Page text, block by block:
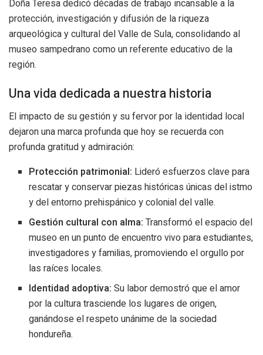
Doña Teresa dedicó décadas de trabajo incansable a la
protección, investigación y difusión de la riqueza
arqueológica y cultural del Valle de Sula, consolidando al
museo sampedrano como un referente educativo de la
región.
Una vida dedicada a nuestra historia
El impacto de su gestión y su fervor por la identidad local
dejaron una marca profunda que hoy se recuerda con
profunda gratitud y admiración:
Protección patrimonial: Lideró esfuerzos clave para
rescatar y conservar piezas históricas únicas del istmo
y del entorno prehispánico y colonial del valle.
Gestión cultural con alma: Transformó el espacio del
museo en un punto de encuentro vivo para estudiantes,
investigadores y familias, promoviendo el orgullo por
las raíces locales.
Identidad adoptiva: Su labor demostró que el amor
por la cultura trasciende los lugares de origen,
ganándose el respeto unánime de la sociedad
hondureña.